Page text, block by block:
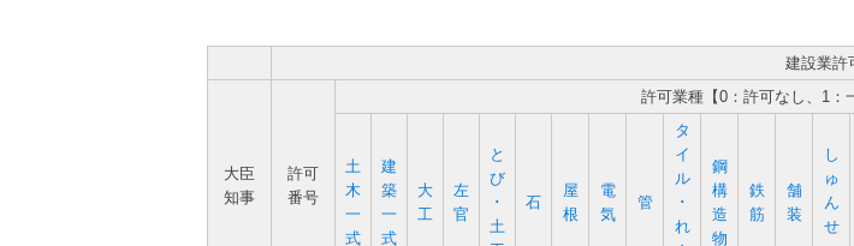
建設業許
大臣
知事
許可
番号
許可業種【0：許可なし、1：
土
木
一
式
建
築
一
式
大
工
左
官
と
び
･
土
石
屋
根
電
気
管
タ
イ
ル
･
れ
鋼
構
造
物
鉄
筋
舗
装
し
ゅ
ん
せ